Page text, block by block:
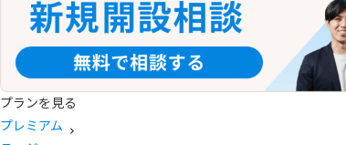
プランを見る
プレミアム